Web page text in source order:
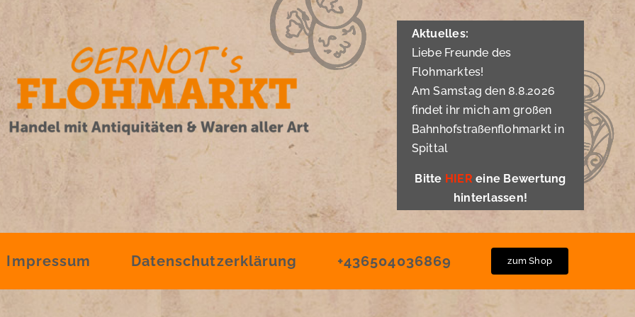
Aktuelles:
Liebe Freunde des
Flohmarktes!
Am Samstag den 8.8.2026
findet ihr mich am großen
Bahnhofstraßenflohmarkt in
Spittal
Bitte HIER eine Bewertung
hinterlassen!
Impressum Datenschutzerklärung +436504036869 zum Shop